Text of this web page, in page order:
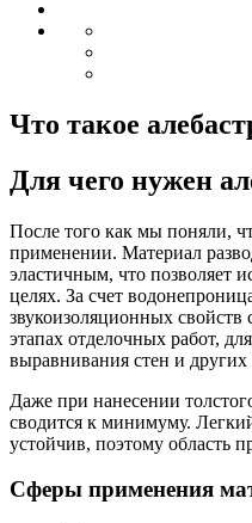
Что такое
Для чего нужен
После того как мы поняли,
применении. Материал
эластичным, что позволяет
целях. За счет
звукоизоляционных свойств
этапах отделочных работ,
выравнивания стен и других
Даже при нанесении
сводится к минимуму.
устойчив, поэтому область
Сферы применения